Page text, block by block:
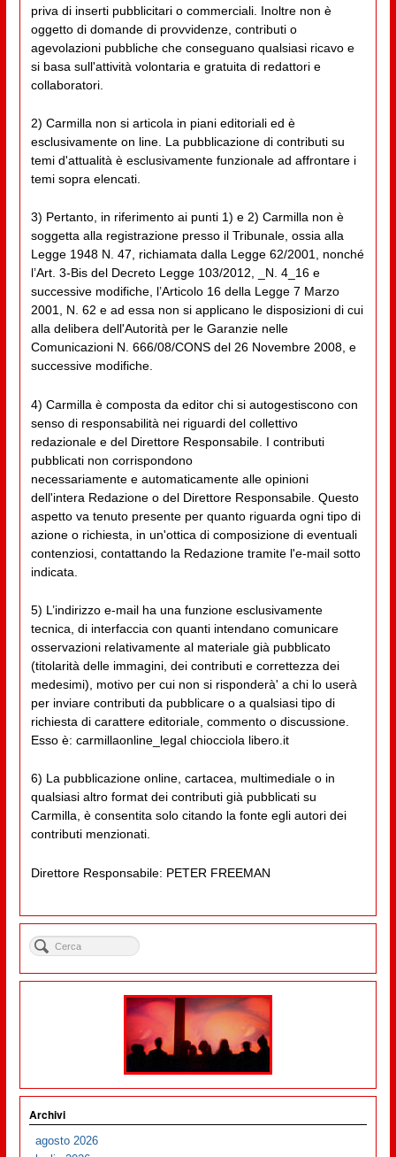
priva di inserti pubblicitari o commerciali. Inoltre non è
oggetto di domande di provvidenze, contributi o
agevolazioni pubbliche che conseguano qualsiasi ricavo e
si basa sull'attività volontaria e gratuita di redattori e
collaboratori.
2) Carmilla non si articola in piani editoriali ed è
esclusivamente on line. La pubblicazione di contributi su
temi d'attualità è esclusivamente funzionale ad affrontare i
temi sopra elencati.
3) Pertanto, in riferimento ai punti 1) e 2) Carmilla non è
soggetta alla registrazione presso il Tribunale, ossia alla
Legge 1948 N. 47, richiamata dalla Legge 62/2001, nonché
l’Art. 3-Bis del Decreto Legge 103/2012, _N. 4_16 e
successive modifiche, l’Articolo 16 della Legge 7 Marzo
2001, N. 62 e ad essa non si applicano le disposizioni di cui
alla delibera dell'Autorità per le Garanzie nelle
Comunicazioni N. 666/08/CONS del 26 Novembre 2008, e
successive modifiche.
4) Carmilla è composta da editor chi si autogestiscono con
senso di responsabilità nei riguardi del collettivo
redazionale e del Direttore Responsabile. I contributi
pubblicati non corrispondono
necessariamente e automaticamente alle opinioni
dell'intera Redazione o del Direttore Responsabile. Questo
aspetto va tenuto presente per quanto riguarda ogni tipo di
azione o richiesta, in un'ottica di composizione di eventuali
contenziosi, contattando la Redazione tramite l'e-mail sotto
indicata.
5) L’indirizzo e-mail ha una funzione esclusivamente
tecnica, di interfaccia con quanti intendano comunicare
osservazioni relativamente al materiale già pubblicato
(titolarità delle immagini, dei contributi e correttezza dei
medesimi), motivo per cui non si risponderà' a chi lo userà
per inviare contributi da pubblicare o a qualsiasi tipo di
richiesta di carattere editoriale, commento o discussione.
Esso è: carmillaonline_legal chiocciola libero.it
6) La pubblicazione online, cartacea, multimediale o in
qualsiasi altro format dei contributi già pubblicati su
Carmilla, è consentita solo citando la fonte egli autori dei
contributi menzionati.
Direttore Responsabile: PETER FREEMAN
Archivi
agosto 2026